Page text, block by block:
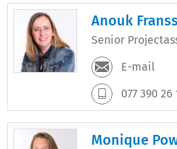
Anouk
Senior
E-mail
077 390 26
Monique